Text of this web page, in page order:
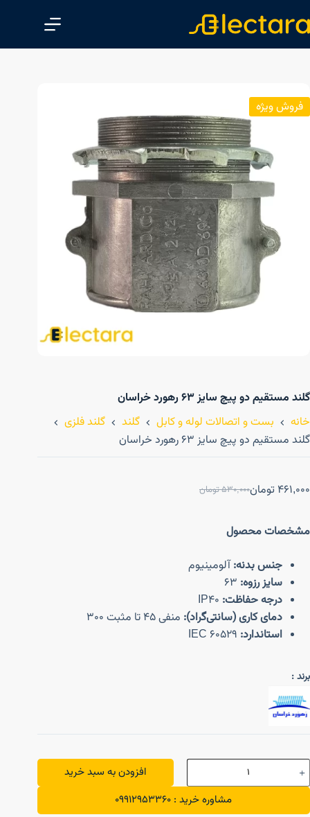
ش
فروش ویژه
گلند مستقیم دو پیچ سایز ۶۳ رهورد خراسان
خانه
بست و اتصالات لوله و کابل گلند
گلند فلزی
گلند مستقیم دو پیچ سایز ۶۳ رهورد خراسان
530,000تومان 461,000 تومان
مشخصات محصول
جنس بدنه:آلومینیوم
سایز رزوه:
درجه حفاظت:
دمای کاری (سانتی‌گراد): منفی 45 تا مثبت 300
استاندارد:
برند :
افزودن به سبد خرید
مشاوره خرید : 09912953360